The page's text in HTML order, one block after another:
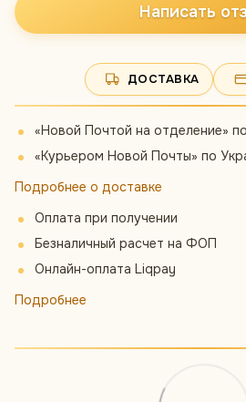
Написать
ДОСТАВКА
«Новой Почтой на отделение»
«Курьером Новой Почты» по
Подробнее о доставке
Оплата при получении
Безналичный расчет на ФОП
Онлайн-оплата Liqpay
Подробнее